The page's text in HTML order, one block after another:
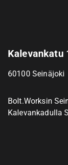
Kalevankatu
60100 Seinäjoki
Bolt.Worksin
Kalevankadulla